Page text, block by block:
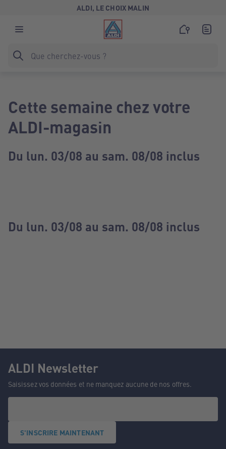
ALDI, LE CHOIX MALIN
Cette semaine chez votre
ALDI-magasin
Du lun. 03/08 au sam. 08/08 inclus
Du lun. 03/08 au sam. 08/08 inclus
ALDI Newsletter
Saisissez vos données et ne manquez aucune de nos offres.
S'INSCRIRE MAINTENANT